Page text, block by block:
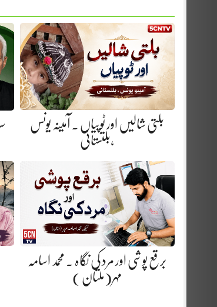
بلتی شالیں اور ٹوپیاں . آمینہ یونس
،بلتستانی
برقع پوشی اور مرد کی نگاہ . محمد اسامہ
مہر(ملتان )